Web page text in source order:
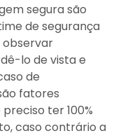
segura são
de segurança
observar
lo de vista e
de
fatores
ter 100%
caso contrário a